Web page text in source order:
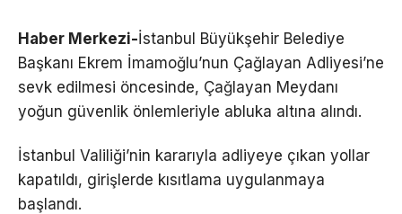
Haber Merkezi-İstanbul Büyükşehir Belediye
Başkanı Ekrem İmamoğlu’nun Çağlayan Adliyesi’ne
sevk edilmesi öncesinde, Çağlayan Meydanı
yoğun güvenlik önlemleriyle abluka altına alındı.
İstanbul Valiliği’nin kararıyla adliyeye çıkan yollar
kapatıldı, girişlerde kısıtlama uygulanmaya
başlandı.